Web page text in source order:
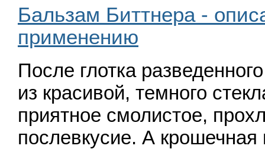
Бальзам Биттнера -
применению
После глотка
из красивой, темного
приятное смолистое,
послевкусие. А